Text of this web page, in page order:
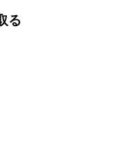
る